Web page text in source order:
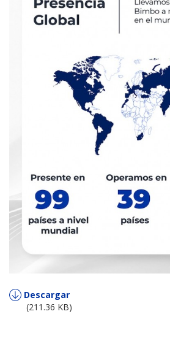
Descargar
(211.36 KB)